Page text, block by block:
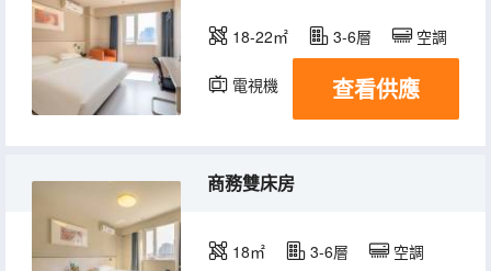
18-22㎡ 3-6層 空調
電視機 查看供應
商務雙床房
18㎡ 3-6層 空調